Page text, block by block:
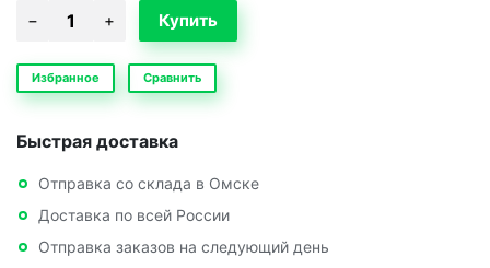
Избранное Сравнить
Быстрая доставка
Отправка со склада в Омске
Доставка по всей России
Отправка заказов на следующий день